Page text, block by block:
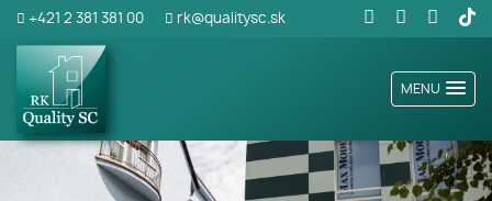
+421 2 381 381 00 rk@qualitysc.sk
MENU